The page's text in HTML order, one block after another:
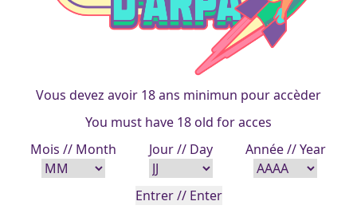
Vous devez avoir 18 ans minimun pour accèder
You must have 18 old for acces
Mois // Month
Jour // Day Année // Year